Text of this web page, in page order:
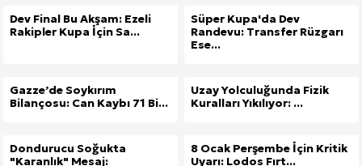
Dev Final Bu Akşam: Ezeli
Rakipler Kupa İçin Sa...
Süper Kupa'da Dev
Randevu: Transfer Rüzgarı
Ese...
Gazze’de Soykırım
Bilançosu: Can Kaybı 71 Bi...
Uzay Yolculuğunda Fizik
Kuralları Yıkılıyor: ...
Dondurucu Soğukta
"Karanlık" Mesaj:
8 Ocak Perşembe İçin Kritik
Uyarı: Lodos Fırt...